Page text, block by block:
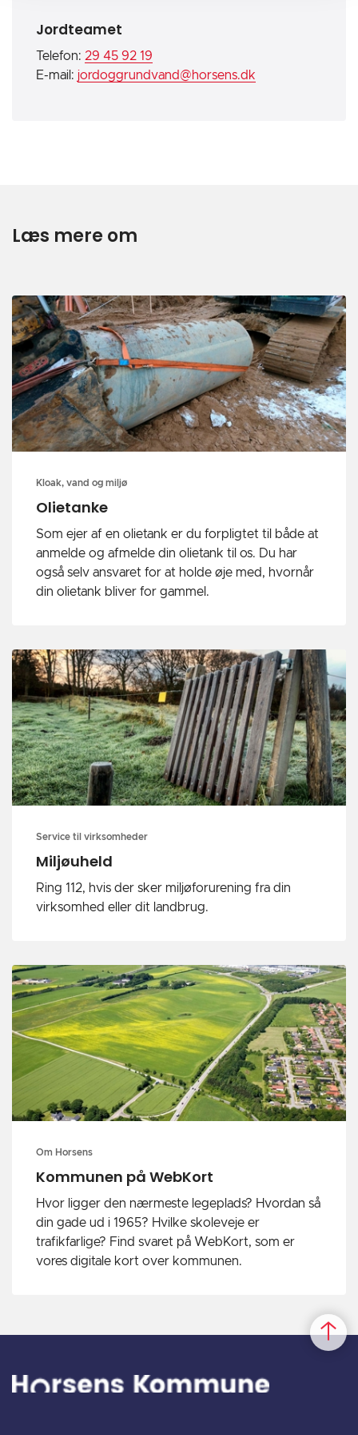
Jordteamet
Telefon: 29 45 92 19
E-mail: jordoggrundvand@horsens.dk
Læs mere om
Kloak, vand og miljø
Olietanke
Som ejer af en olietank er du forpligtet til både at
anmelde og afmelde din olietank til os. Du har
også selv ansvaret for at holde øje med, hvornår
din olietank bliver for gammel.
Service til virksomheder
Miljøuheld
Ring 112, hvis der sker miljøforurening fra din
virksomhed eller dit landbrug.
Om Horsens
Kommunen på WebKort
Hvor ligger den nærmeste legeplads? Hvordan så
din gade ud i 1965? Hvilke skoleveje er
trafikfarlige? Find svaret på WebKort, som er
vores digitale kort over kommunen.